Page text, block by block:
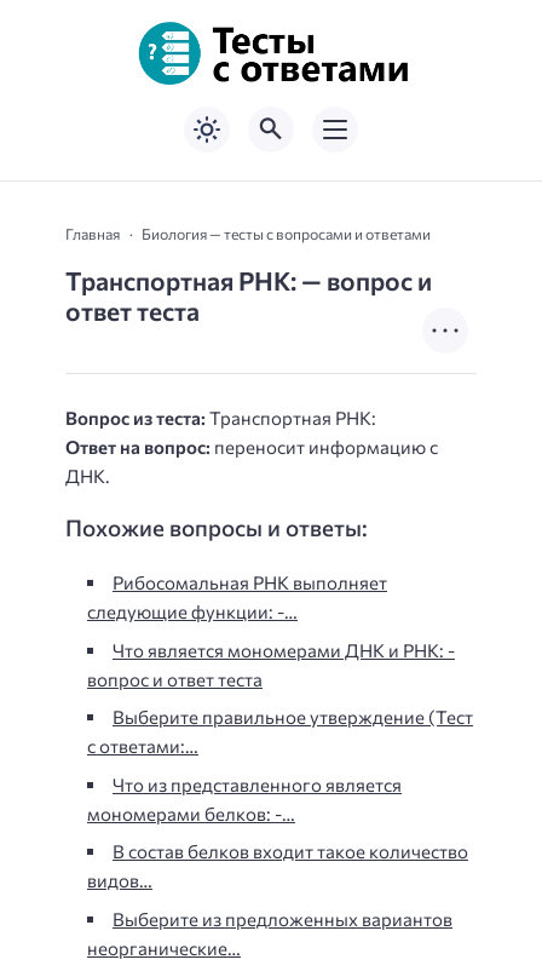
Главная Биология — тесты с вопросами и ответами
Транспортная РНК: — вопрос и
ответ теста
Вопрос из теста: Транспортная РНК:
Ответ на вопрос: переносит информацию с
ДНК.
Похожие вопросы и ответы:
Рибосомальная РНК выполняет
следующие функции: -…
Что является мономерами ДНК и РНК: -
вопрос и ответ теста
Выберите правильное утверждение (Тест
с ответами:…
Что из представленного является
мономерами белков: -…
В состав белков входит такое количество
видов…
Выберите из предложенных вариантов
неорганические…